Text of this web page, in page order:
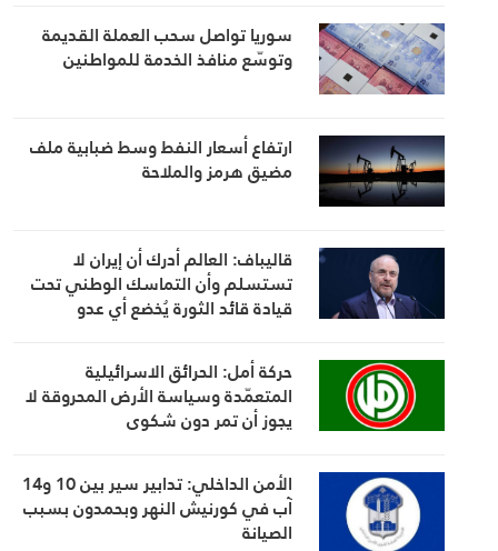
سوريا تواصل سحب العملة القديمة
وتوسّع منافذ الخدمة للمواطنين
ارتفاع أسعار النفط وسط ضبابية ملف
مضيق هرمز والملاحة
قاليباف: العالم أدرك أن إيران لا
تستسلم وأن التماسك الوطني تحت
قيادة قائد الثورة يُخضع أي عدو
حركة أمل: الحرائق الاسرائيلية
المتعمّدة وسياسة الأرض المحروقة لا
يجوز أن تمر دون شكوى
الأمن الداخلي: تدابير سير بين 10 و14
آب في كورنيش النهر وبحمدون بسبب
الصيانة